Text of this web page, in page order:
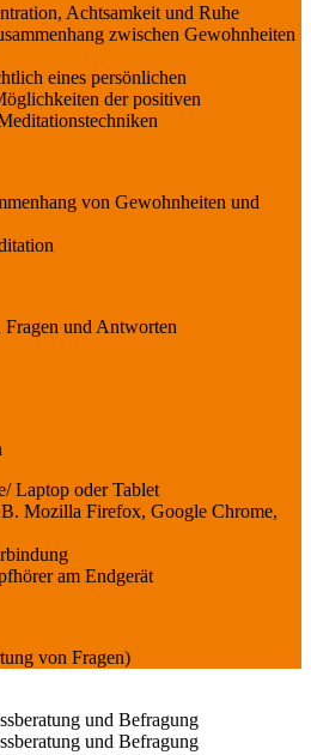
Achtsamkeit und Ruhe
zwischen Gewohnheiten
eines persönlichen
der positiven
von Gewohnheiten und
und Antworten
Laptop oder Tablet
Mozilla Firefox, Google Chrome,
am Endgerät
von Fragen)